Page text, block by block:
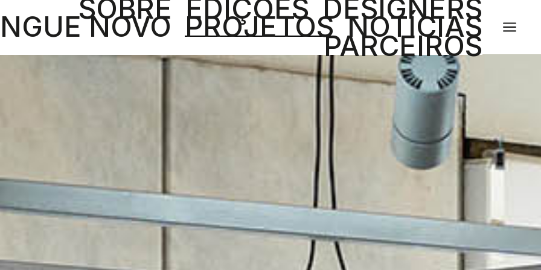
SOBRE EDIÇÕES DESIGNERS
NOVO PROJETOS NOTÍCIAS
PARCEIROS
a